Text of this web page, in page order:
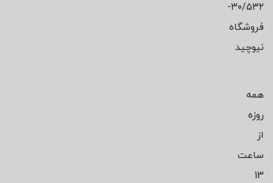
۳۰/۵۳۲-
فروشگاه
نیوچید
همه
روزه
از
ساعت
13